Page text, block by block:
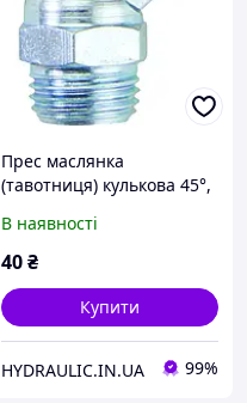
Прес маслянка
(тавотниця) кулькова 45°,
поштучно, DIN71412 |
UMETA Німеччина
В наявності
40₴
Купити
HYDRAULIC.IN.UA 99%